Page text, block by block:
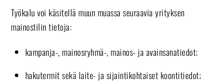
Työkalu voi käsitellä muun muassa seuraavia yrityksen
mainostilin tietoja:
kampanja-, mainosryhmä-, mainos- ja avainsanatiedot;
hakutermit sekä laite- ja sijaintikohtaiset koontitiedot;